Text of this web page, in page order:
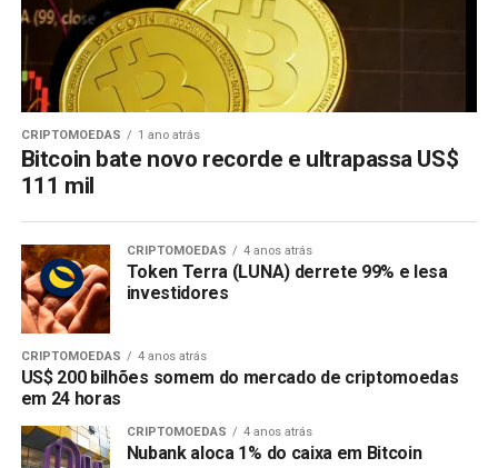
CRIPTOMOEDAS 1 ano atrás
Bitcoin bate novo recorde e ultrapassa US$
111 mil
CRIPTOMOEDAS 4 anos atrás
Token Terra (LUNA) derrete 99% e lesa
investidores
CRIPTOMOEDAS 4 anos atrás
US$ 200 bilhões somem do mercado de criptomoedas
em 24 horas
CRIPTOMOEDAS 4 anos atrás
Nubank aloca 1% do caixa em Bitcoin